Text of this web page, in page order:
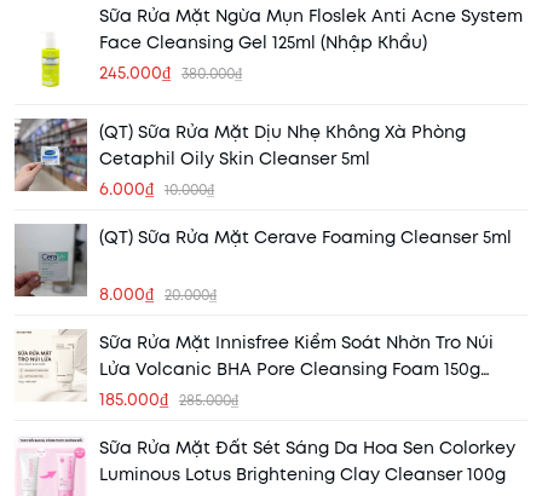
Sữa Rửa Mặt Ngừa Mụn Floslek Anti Acne System
Face Cleansing Gel 125ml (Nhập Khẩu)
245.000₫ 380.000₫
(QT) Sữa Rửa Mặt Dịu Nhẹ Không Xà Phòng
Cetaphil Oily Skin Cleanser 5ml
6.000₫ 10.000₫
(QT) Sữa Rửa Mặt Cerave Foaming Cleanser 5ml
8.000₫ 20.000₫
Sữa Rửa Mặt Innisfree Kiểm Soát Nhờn Tro Núi
Lửa Volcanic BHA Pore Cleansing Foam 150g
(Mẫu Mới) (Nhập Khẩu)
185.000₫ 285.000₫
Sữa Rửa Mặt Đất Sét Sáng Da Hoa Sen Colorkey
Luminous Lotus Brightening Clay Cleanser 100g